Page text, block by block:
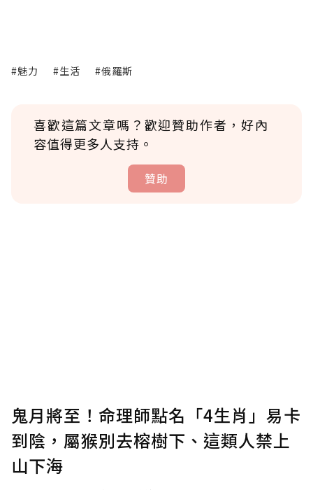
#魅力 #生活 #俄羅斯
喜歡這篇文章嗎？歡迎贊助作者，好內
容值得更多人支持。
贊助
確認送出
鬼月將至！命理師點名「4生肖」易卡
到陰，屬猴別去榕樹下、這類人禁上
山下海